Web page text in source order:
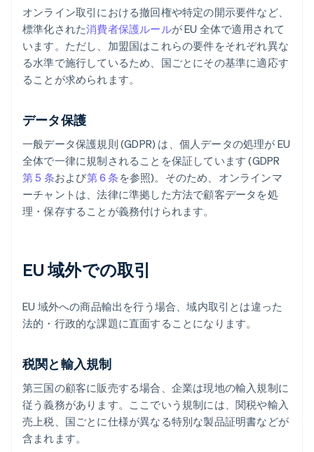
オンライン取引における撤回権や特定の開示要件など、
標準化された消費者保護ルールが EU 全体で適用されて
います。ただし、加盟国はこれらの要件をそれぞれ異な
る水準で施行しているため、国ごとにその基準に適応す
ることが求められます。
データ保護
一般データ保護規則 (GDPR) は、個人データの処理が EU
全体で一律に規制されることを保証しています (GDPR
第 5 条および第 6 条 を参照)。そのため、オンラインマ
ーチャントは、法律に準拠した方法で顧客データを処
理・保存することが義務付けられます。
EU 域外での取引
EU 域外への商品輸出を行う場合、域内取引とは違った
法的・行政的な課題に直面することになります。
税関と輸入規制
第三国の顧客に販売する場合、企業は現地の輸入規制に
従う義務があります。ここでいう規制には、関税や輸入
売上税、国ごとに仕様が異なる特別な製品証明書などが
含まれます。